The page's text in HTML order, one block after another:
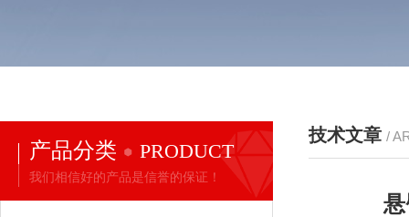
产品分类 PRODUCT
我们相信好的产品是信誉的保证！
技术文章 /